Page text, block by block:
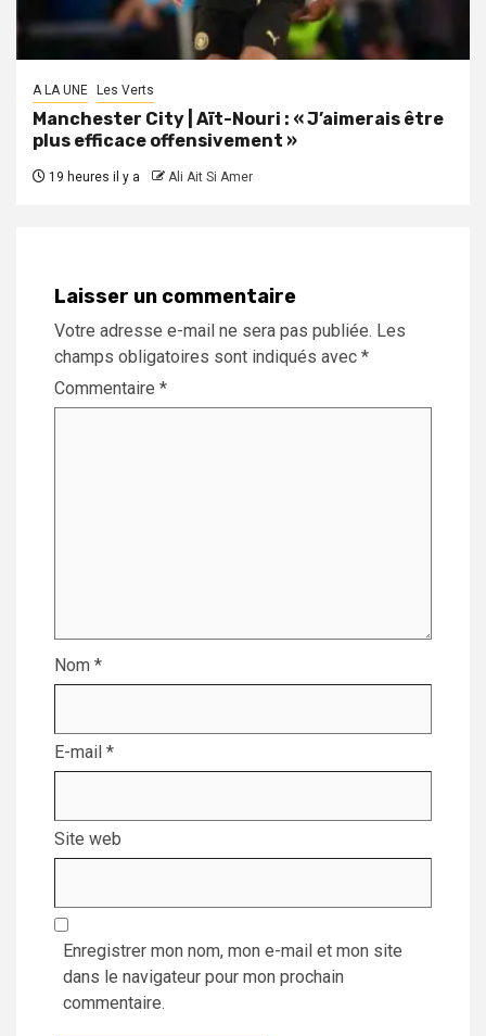
A LA UNE Les Verts
Manchester City | Aït-Nouri : « J’aimerais être
plus efficace offensivement »
19 heures il y a Ali Ait Si Amer
Laisser un commentaire
Votre adresse e-mail ne sera pas publiée. Les
champs obligatoires sont indiqués avec *
Commentaire *
Nom *
E-mail *
Site web
Enregistrer mon nom, mon e-mail et mon site
dans le navigateur pour mon prochain
commentaire.